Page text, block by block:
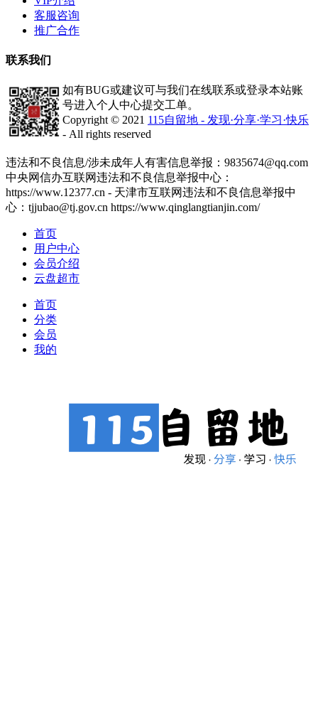
客服咨询
推广合作
联系我们
如有BUG或建议可与我们在线联系或登录本站账
号进入个人中心提交工单。
Copyright © 2021 115自留地 - 发现·分享·学习·快乐
- All rights reserved
违法和不良信息/涉未成年人有害信息举报：9835674@qq.com
中央网信办互联网违法和不良信息举报中心：
https://www.12377.cn - 天津市互联网违法和不良信息举报中
心：tjjubao@tj.gov.cn https://www.qinglangtianjin.com/
首页
用户中心
会员介绍
云盘超市
首页
分类
会员
我的